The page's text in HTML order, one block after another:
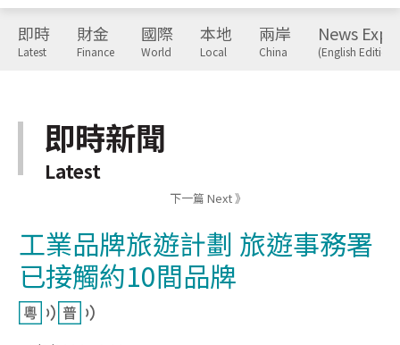
即時
Latest
財金
Finance
國際
World
本地
Local
兩岸
China
News
(English Edition)
即時新聞
Latest
下一篇 Next 》
工業品牌旅遊計劃 旅遊事務署
已接觸約10間品牌